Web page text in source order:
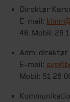
Direktør
E-mail:
46. Mobil: 28
Adm. direktør
E-mail:
Mobil: 51 26